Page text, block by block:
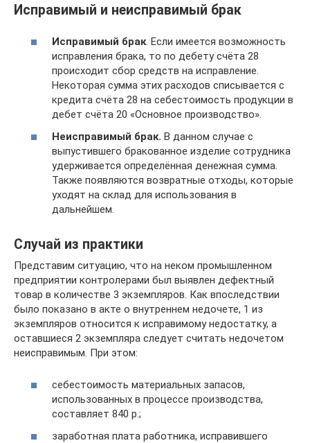
Исправимый и неисправимый брак
Исправимый брак. Если имеется возможность
исправления брака, то по дебету счёта 28
происходит сбор средств на исправление.
Некоторая сумма этих расходов списывается с
кредита счёта 28 на себестоимость продукции в
дебет счёта 20 «Основное производство».
Неисправимый брак. В данном случае с
выпустившего бракованное изделие сотрудника
удерживается определённая денежная сумма.
Также появляются возвратные отходы, которые
уходят на склад для использования в
дальнейшем.
Случай из практики
Представим ситуацию, что на неком промышленном
предприятии контролерами был выявлен дефектный
товар в количестве 3 экземпляров. Как впоследствии
было показано в акте о внутреннем недочете, 1 из
экземпляров относится к исправимому недостатку, а
оставшиеся 2 экземпляра следует считать недочетом
неисправимым. При этом:
себестоимость материальных запасов,
использованных в процессе производства,
составляет 840 р.;
заработная плата работника, исправившего